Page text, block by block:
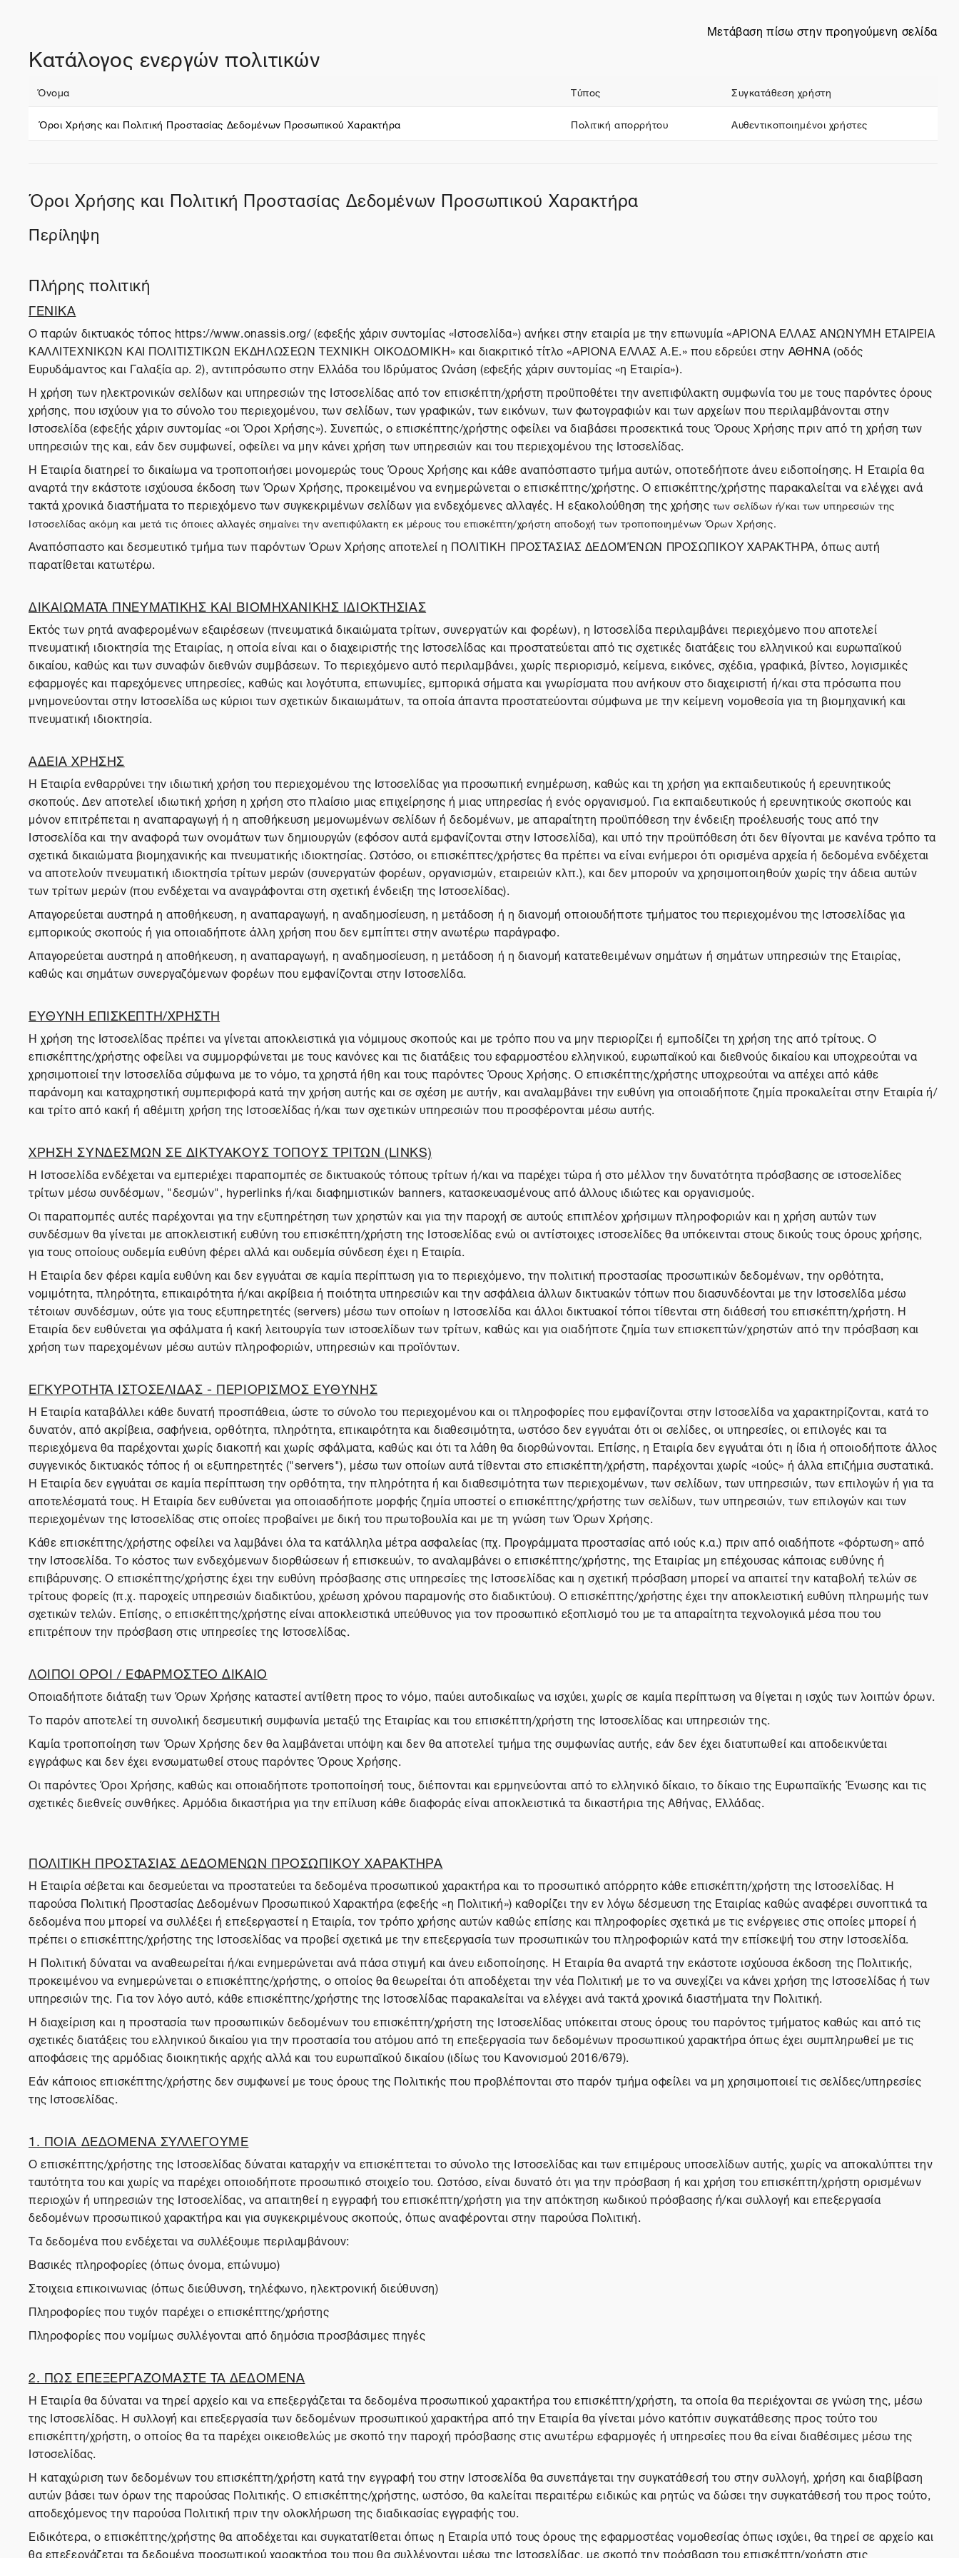
Μετάβαση πίσω στην προηγούμενη σελίδα
Κατάλογος ενεργών πολιτικών
Όνομα Τύπος
Συγκατάθεση χρήστη
Όροι Χρήσης και Πολιτική Προστασίας Δεδομένων Προσωπικού Χαρακτήρα
Πολιτική απορρήτου Αυθεντικοποιημένοι χρήστες
Όροι Χρήσης και Πολιτική Προστασίας Δεδομένων Προσωπικού Χαρακτήρα
Περίληψη
Πλήρης πολιτική
ΓΕΝΙΚΑ
O παρών δικτυακός τόπος https://www.onassis.org/ (εφεξής χάριν συντομίας «Ιστοσελίδα») ανήκει στην εταιρία με την επωνυμία «ΑΡΙΟΝΑ ΕΛΛΑΣ ΑΝΩΝΥΜΗ ΕΤΑΙΡΕΙΑ
ΚΑΛΛΙΤΕΧΝΙΚΩΝ ΚΑΙ ΠΟΛΙΤΙΣΤΙΚΩΝ ΕΚΔΗΛΩΣΕΩΝ ΤΕΧΝΙΚΗ ΟΙΚΟΔΟΜΙΚΗ» και διακριτικό τίτλο «ΑΡΙΟΝΑ ΕΛΛΑΣ Α.Ε.» που εδρεύει στην ΑΘΗΝΑ(οδός
Ευρυδάμαντος και Γαλαξία αρ. 2), αντιπρόσωπο στην Ελλάδα του Ιδρύματος Ωνάση (εφεξής χάριν συντομίας «η Εταιρία»).
Η χρήση των ηλεκτρονικών σελίδων και υπηρεσιών της Ιστοσελίδας από τον επισκέπτη/χρήστη προϋποθέτει την ανεπιφύλακτη συμφωνία του με τους παρόντες όρους
χρήσης, που ισχύουν για το σύνολο του περιεχομένου, των σελίδων, των γραφικών, των εικόνων, των φωτογραφιών και των αρχείων που περιλαμβάνονται στην
Ιστοσελίδα (εφεξής χάριν συντομίας «οι Όροι Χρήσης»). Συνεπώς, ο επισκέπτης/χρήστης οφείλει να διαβάσει προσεκτικά τους Όρους Χρήσης πριν από τη χρήση των
υπηρεσιών της και, εάν δεν συμφωνεί, οφείλει να μην κάνει χρήση των υπηρεσιών και του περιεχομένου της Ιστοσελίδας.
Η Εταιρία διατηρεί το δικαίωμα να τροποποιήσει μονομερώς τους Όρους Χρήσης και κάθε αναπόσπαστο τμήμα αυτών, οποτεδήποτε άνευ ειδοποίησης. Η Εταιρία θα
αναρτά την εκάστοτε ισχύουσα έκδοση των Όρων Χρήσης, προκειμένου να ενημερώνεται ο επισκέπτης/χρήστης. Ο επισκέπτης/χρήστης παρακαλείται να ελέγχει ανά
τακτά χρονικά διαστήματα το περιεχόμενο των συγκεκριμένων σελίδων για ενδεχόμενες αλλαγές. Η εξακολούθηση της χρήσηςτων σελίδων ή/και των υπηρεσιών της
Ιστοσελίδας ακόμη και μετά τις όποιες αλλαγές σημαίνει την ανεπιφύλακτη εκ μέρους του επισκέπτη/χρήστη αποδοχή των τροποποιημένων Όρων Χρήσης.
Αναπόσπαστο και δεσμευτικό τμήμα των παρόντων Όρων Χρήσης αποτελεί η ΠΟΛΙΤΙΚΗ ΠΡΟΣΤΑΣΙΑΣ ΔΕΔΟΜΈΝΩΝ ΠΡΟΣΩΠΙΚΟΥ ΧΑΡΑΚΤΗΡΑ, όπως αυτή
παρατίθεται κατωτέρω.
ΔΙΚΑΙΩΜΑΤΑ ΠΝΕΥΜΑΤΙΚΗΣ ΚΑΙ ΒΙΟΜΗΧΑΝΙΚΗΣ ΙΔΙΟΚΤΗΣΙΑΣ
Εκτός των ρητά αναφερομένων εξαιρέσεων (πνευματικά δικαιώματα τρίτων, συνεργατών και φορέων), η Ιστοσελίδα περιλαμβάνει περιεχόμενο που αποτελεί
πνευματική ιδιοκτησία της Εταιρίας, η οποία είναι και ο διαχειριστής της Ιστοσελίδας και προστατεύεται από τις σχετικές διατάξεις του ελληνικού και ευρωπαϊκού
δικαίου, καθώς και των συναφών διεθνών συμβάσεων. Το περιεχόμενο αυτό περιλαμβάνει, χωρίς περιορισμό, κείμενα, εικόνες, σχέδια, γραφικά, βίντεο, λογισμικές
εφαρμογές και παρεχόμενες υπηρεσίες, καθώς και λογότυπα, επωνυμίες, εμπορικά σήματα και γνωρίσματα που ανήκουν στο διαχειριστή ή/και στα πρόσωπα που
μνημονεύονται στην Ιστοσελίδα ως κύριοι των σχετικών δικαιωμάτων, τα οποία άπαντα προστατεύονται σύμφωνα με την κείμενη νομοθεσία για τη βιομηχανική και
πνευματική ιδιοκτησία.
ΑΔΕΙΑ ΧΡΗΣΗΣ
Η Εταιρία ενθαρρύνει την ιδιωτική χρήση του περιεχομένου της Ιστοσελίδας για προσωπική ενημέρωση, καθώς και τη χρήση για εκπαιδευτικούς ή ερευνητικούς
σκοπούς. Δεν αποτελεί ιδιωτική χρήση η χρήση στο πλαίσιο μιας επιχείρησης ή μιας υπηρεσίας ή ενός οργανισμού. Για εκπαιδευτικούς ή ερευνητικούς σκοπούς και
μόνον επιτρέπεται η αναπαραγωγή ή η αποθήκευση μεμονωμένων σελίδων ή δεδομένων, με απαραίτητη προϋπόθεση την ένδειξη προέλευσής τους από την
Ιστοσελίδα και την αναφορά των ονομάτων των δημιουργών (εφόσον αυτά εμφανίζονται στην Ιστοσελίδα), και υπό την προϋπόθεση ότι δεν θίγονται με κανένα τρόπο τα
σχετικά δικαιώματα βιομηχανικής και πνευματικής ιδιοκτησίας. Ωστόσο, οι επισκέπτες/χρήστες θα πρέπει να είναι ενήμεροι ότι ορισμένα αρχεία ή δεδομένα ενδέχεται
να αποτελούν πνευματική ιδιοκτησία τρίτων μερών (συνεργατών φορέων, οργανισμών, εταιρειών κλπ.), και δεν μπορούν να χρησιμοποιηθούν χωρίς την άδεια αυτών
των τρίτων μερών (που ενδέχεται να αναγράφονται στη σχετική ένδειξη της Ιστοσελίδας).
Απαγορεύεται αυστηρά η αποθήκευση, η αναπαραγωγή, η αναδημοσίευση, η μετάδοση ή η διανομή οποιουδήποτε τμήματος του περιεχομένου της Ιστοσελίδας για
εμπορικούς σκοπούς ή για οποιαδήποτε άλλη χρήση που δεν εμπίπτει στην ανωτέρω παράγραφο.
Απαγορεύεται αυστηρά η αποθήκευση, η αναπαραγωγή, η αναδημοσίευση, η μετάδοση ή η διανομή κατατεθειμένων σημάτων ή σημάτων υπηρεσιών της Εταιρίας,
καθώς και σημάτων συνεργαζόμενων φορέων που εμφανίζονται στην Ιστοσελίδα.
ΕΥΘΥΝΗ ΕΠΙΣΚΕΠΤΗ/ΧΡΗΣΤΗ
Η χρήση της Ιστοσελίδας πρέπει να γίνεται αποκλειστικά για νόμιμους σκοπούς και με τρόπο που να μην περιορίζει ή εμποδίζει τη χρήση της από τρίτους. Ο
επισκέπτης/χρήστης οφείλει να συμμορφώνεται με τους κανόνες και τις διατάξεις του εφαρμοστέου ελληνικού, ευρωπαϊκού και διεθνούς δικαίου και υποχρεούται να
χρησιμοποιεί την Ιστοσελίδα σύμφωνα με το νόμο, τα χρηστά ήθη και τους παρόντες Όρους Χρήσης. Ο επισκέπτης/χρήστης υποχρεούται να απέχει από κάθε
παράνομη και καταχρηστική συμπεριφορά κατά την χρήση αυτής και σε σχέση με αυτήν, και αναλαμβάνει την ευθύνη για οποιαδήποτε ζημία προκαλείται στην Εταιρία ή/
και τρίτο από κακή ή αθέμιτη χρήση της Ιστοσελίδας ή/και των σχετικών υπηρεσιών που προσφέρονται μέσω αυτής.
ΧΡΗΣΗ ΣΥΝΔΕΣΜΩΝ ΣΕ ΔΙΚΤΥΑΚΟΥΣ ΤΟΠΟΥΣ ΤΡΙΤΩΝ (LINKS)
Η Ιστοσελίδα ενδέχεται να εμπεριέχει παραπομπές σε δικτυακούς τόπους τρίτων ή/και να παρέχει τώρα ή στο μέλλον την δυνατότητα πρόσβασης σε ιστοσελίδες
τρίτων μέσω συνδέσμων, "δεσμών", hyperlinks ή/και διαφημιστικών banners, κατασκευασμένους από άλλους ιδιώτες και οργανισμούς.
Οι παραπομπές αυτές παρέχονται για την εξυπηρέτηση των χρηστών και για την παροχή σε αυτούς επιπλέον χρήσιμων πληροφοριών και η χρήση αυτών των
συνδέσμων θα γίνεται με αποκλειστική ευθύνη του επισκέπτη/χρήστη της Ιστοσελίδας ενώ οι αντίστοιχες ιστοσελίδες θα υπόκεινται στους δικούς τους όρους χρήσης,
για τους οποίους ουδεμία ευθύνη φέρει αλλά και ουδεμία σύνδεση έχει η Εταιρία.
Η Εταιρία δεν φέρει καμία ευθύνη και δεν εγγυάται σε καμία περίπτωση για το περιεχόμενο, την πολιτική προστασίας προσωπικών δεδομένων, την ορθότητα,
νομιμότητα, πληρότητα, επικαιρότητα ή/και ακρίβεια ή ποιότητα υπηρεσιών και την ασφάλεια άλλων δικτυακών τόπων που διασυνδέονται με την Ιστοσελίδα μέσω
τέτοιων συνδέσμων, ούτε για τους εξυπηρετητές (servers) μέσω των οποίων η Ιστοσελίδα και άλλοι δικτυακοί τόποι τίθενται στη διάθεσή του επισκέπτη/χρήστη. Η
Εταιρία δεν ευθύνεται για σφάλματα ή κακή λειτουργία των ιστοσελίδων των τρίτων, καθώς και για οιαδήποτε ζημία των επισκεπτών/χρηστών από την πρόσβαση και
χρήση των παρεχομένων μέσω αυτών πληροφοριών, υπηρεσιών και προϊόντων.
ΕΓΚΥΡΟΤΗΤΑ ΙΣΤΟΣΕΛΙΔΑΣ - ΠΕΡΙΟΡΙΣΜΟΣ ΕΥΘΥΝΗΣ
Η Εταιρία καταβάλλει κάθε δυνατή προσπάθεια, ώστε το σύνολο του περιεχομένου και οι πληροφορίες που εμφανίζονται στην Ιστοσελίδα να χαρακτηρίζονται, κατά το
δυνατόν, από ακρίβεια, σαφήνεια, ορθότητα, πληρότητα, επικαιρότητα και διαθεσιμότητα, ωστόσο δεν εγγυάται ότι οι σελίδες, οι υπηρεσίες, οι επιλογές και τα
περιεχόμενα θα παρέχονται χωρίς διακοπή και χωρίς σφάλματα, καθώς και ότι τα λάθη θα διορθώνονται. Επίσης, η Εταιρία δεν εγγυάται ότι η ίδια ή οποιοδήποτε άλλος
συγγενικός δικτυακός τόπος ή οι εξυπηρετητές ("servers"), μέσω των οποίων αυτά τίθενται στο επισκέπτη/χρήστη, παρέχονται χωρίς «ιούς» ή άλλα επιζήμια συστατικά.
Η Εταιρία δεν εγγυάται σε καμία περίπτωση την ορθότητα, την πληρότητα ή και διαθεσιμότητα των περιεχομένων, των σελίδων, των υπηρεσιών, των επιλογών ή για τα
αποτελέσματά τους. Η Εταιρία δεν ευθύνεται για οποιασδήποτε μορφής ζημία υποστεί ο επισκέπτης/χρήστης των σελίδων, των υπηρεσιών, των επιλογών και των
περιεχομένων της Ιστοσελίδας στις οποίες προβαίνει με δική του πρωτοβουλία και με τη γνώση των Όρων Χρήσης.
Κάθε επισκέπτης/χρήστης οφείλει να λαμβάνει όλα τα κατάλληλα μέτρα ασφαλείας (πχ. Προγράμματα προστασίας από ιούς κ.α.) πριν από οιαδήποτε «φόρτωση» από
την Ιστοσελίδα. Το κόστος των ενδεχόμενων διορθώσεων ή επισκευών, το αναλαμβάνει ο επισκέπτης/χρήστης, της Εταιρίας μη επέχουσας κάποιας ευθύνης ή
επιβάρυνσης. Ο επισκέπτης/χρήστης έχει την ευθύνη πρόσβασης στις υπηρεσίες της Ιστοσελίδας και η σχετική πρόσβαση μπορεί να απαιτεί την καταβολή τελών σε
τρίτους φορείς (π.χ. παροχείς υπηρεσιών διαδικτύου, χρέωση χρόνου παραμονής στο διαδικτύου). Ο επισκέπτης/χρήστης έχει την αποκλειστική ευθύνη πληρωμής των
σχετικών τελών. Επίσης, ο επισκέπτης/χρήστης είναι αποκλειστικά υπεύθυνος για τον προσωπικό εξοπλισμό του με τα απαραίτητα τεχνολογικά μέσα που του
επιτρέπουν την πρόσβαση στις υπηρεσίες της Ιστοσελίδας.
ΛΟΙΠΟΙ ΟΡΟΙ / ΕΦΑΡΜΟΣΤΕΟ ΔΙΚΑΙΟ
Οποιαδήποτε διάταξη των Όρων Χρήσης καταστεί αντίθετη προς το νόμο, παύει αυτοδικαίως να ισχύει, χωρίς σε καμία περίπτωση να θίγεται η ισχύς των λοιπών όρων.
Το παρόν αποτελεί τη συνολική δεσμευτική συμφωνία μεταξύ της Εταιρίας και του επισκέπτη/χρήστη της Ιστοσελίδας και υπηρεσιών της.
Καμία τροποποίηση των Όρων Χρήσης δεν θα λαμβάνεται υπόψη και δεν θα αποτελεί τμήμα της συμφωνίας αυτής, εάν δεν έχει διατυπωθεί και αποδεικνύεται
εγγράφως και δεν έχει ενσωματωθεί στους παρόντες Όρους Χρήσης.
Οι παρόντες Όροι Χρήσης, καθώς και οποιαδήποτε τροποποίησή τους, διέπονται και ερμηνεύονται από το ελληνικό δίκαιο, το δίκαιο της Ευρωπαϊκής Ένωσης και τις
σχετικές διεθνείς συνθήκες. Αρμόδια δικαστήρια για την επίλυση κάθε διαφοράς είναι αποκλειστικά τα δικαστήρια της Αθήνας, Ελλάδας.
ΠΟΛΙΤΙΚΗ ΠΡΟΣΤΑΣΙΑΣ ΔΕΔΟΜΕΝΩΝ ΠΡΟΣΩΠΙΚΟΥ ΧΑΡΑΚΤΗΡΑ
Η Εταιρία σέβεται και δεσμεύεται να προστατεύει τα δεδομένα προσωπικού χαρακτήρα και το προσωπικό απόρρητο κάθε επισκέπτη/χρήστη της Ιστοσελίδας. Η
παρούσα Πολιτική Προστασίας Δεδομένων Προσωπικού Χαρακτήρα (εφεξής «η Πολιτική») καθορίζει την εν λόγω δέσμευση της Εταιρίας καθώς αναφέρει συνοπτικά τα
δεδομένα που μπορεί να συλλέξει ή επεξεργαστεί η Εταιρία, τον τρόπο χρήσης αυτών καθώς επίσης και πληροφορίες σχετικά με τις ενέργειες στις οποίες μπορεί ή
πρέπει ο επισκέπτης/χρήστης της Ιστοσελίδας να προβεί σχετικά με την επεξεργασία των προσωπικών του πληροφοριών κατά την επίσκεψή του στην Ιστοσελίδα.
Η Πολιτική δύναται να αναθεωρείται ή/και ενημερώνεται ανά πάσα στιγμή και άνευ ειδοποίησης. Η Εταιρία θα αναρτά την εκάστοτε ισχύουσα έκδοση της Πολιτικής,
προκειμένου να ενημερώνεται ο επισκέπτης/χρήστης, ο οποίος θα θεωρείται ότι αποδέχεται την νέα Πολιτική με το να συνεχίζει να κάνει χρήση της Ιστοσελίδας ή των
υπηρεσιών της. Για τον λόγο αυτό, κάθε επισκέπτης/χρήστης της Ιστοσελίδας παρακαλείται να ελέγχει ανά τακτά χρονικά διαστήματα την Πολιτική.
Η διαχείριση και η προστασία των προσωπικών δεδομένων του επισκέπτη/χρήστη της Ιστοσελίδας υπόκειται στους όρους του παρόντος τμήματος καθώς και από τις
σχετικές διατάξεις του ελληνικού δικαίου για την προστασία του ατόμου από τη επεξεργασία των δεδομένων προσωπικού χαρακτήρα όπως έχει συμπληρωθεί με τις
αποφάσεις της αρμόδιας διοικητικής αρχής αλλά και του ευρωπαϊκού δικαίου (ιδίως του Κανονισμού 2016/679).
Εάν κάποιος επισκέπτης/χρήστης δεν συμφωνεί με τους όρους της Πολιτικής που προβλέπονται στο παρόν τμήμα οφείλει να μη χρησιμοποιεί τις σελίδες/υπηρεσίες
της Ιστοσελίδας.
1. ΠΟΙΑ ΔΕΔΟΜΕΝΑ ΣΥΛΛΕΓΟΥΜΕ
Ο επισκέπτης/χρήστης της Ιστοσελίδας δύναται καταρχήν να επισκέπτεται το σύνολο της Ιστοσελίδας και των επιμέρους υποσελίδων αυτής, χωρίς να αποκαλύπτει την
ταυτότητα του και χωρίς να παρέχει οποιοδήποτε προσωπικό στοιχείο του. Ωστόσο, είναι δυνατό ότι για την πρόσβαση ή και χρήση του επισκέπτη/χρήστη ορισμένων
περιοχών ή υπηρεσιών της Ιστοσελίδας, να απαιτηθεί η εγγραφή του επισκέπτη/χρήστη για την απόκτηση κωδικού πρόσβασης ή/και συλλογή και επεξεργασία
δεδομένων προσωπικού χαρακτήρα και για συγκεκριμένους σκοπούς, όπως αναφέρονται στην παρούσα Πολιτική.
Τα δεδομένα που ενδέχεται να συλλέξουμε περιλαμβάνουν:
Βασικές πληροφορίες (όπως όνομα, επώνυμο)
Στοιχεια επικοινωνιας (όπως διεύθυνση, τηλέφωνο, ηλεκτρονική διεύθυνση)
Πληροφορίες που τυχόν παρέχει ο επισκέπτης/χρήστης
Πληροφορίες που νομίμως συλλέγονται από δημόσια προσβάσιμες πηγές
2. ΠΩΣ ΕΠΕΞΕΡΓΑΖΟΜΑΣΤΕ ΤΑ ΔΕΔΟΜΕΝΑ
Η Εταιρία θα δύναται να τηρεί αρχείο και να επεξεργάζεται τα δεδομένα προσωπικού χαρακτήρα του επισκέπτη/χρήστη, τα οποία θα περιέχονται σε γνώση της, μέσω
της Ιστοσελίδας. Η συλλογή και επεξεργασία των δεδομένων προσωπικού χαρακτήρα από την Εταιρία θα γίνεται μόνο κατόπιν συγκατάθεσης προς τούτο του
επισκέπτη/χρήστη, ο οποίος θα τα παρέχει οικειοθελώς με σκοπό την παροχή πρόσβασης στις ανωτέρω εφαρμογές ή υπηρεσίες που θα είναι διαθέσιμες μέσω της
Ιστοσελίδας.
Η καταχώριση των δεδομένων του επισκέπτη/χρήστη κατά την εγγραφή του στην Ιστοσελίδα θα συνεπάγεται την συγκατάθεσή του στην συλλογή, χρήση και διαβίβαση
αυτών βάσει των όρων της παρούσας Πολιτικής. Ο επισκέπτης/χρήστης, ωστόσο, θα καλείται περαιτέρω ειδικώς και ρητώς να δώσει την συγκατάθεσή του προς τούτο,
αποδεχόμενος την παρούσα Πολιτική πριν την ολοκλήρωση της διαδικασίας εγγραφής του.
Ειδικότερα, ο επισκέπτης/χρήστης θα αποδέχεται και συγκατατίθεται όπως η Εταιρία υπό τους όρους της εφαρμοστέας νομοθεσίας όπως ισχύει, θα τηρεί σε αρχείο και
θα επεξεργάζεται τα δεδομένα προσωπικού χαρακτήρα του που θα συλλέγονται μέσω της Ιστοσελίδας, με σκοπό την πρόσβαση του επισκέπτη/χρήστη στις